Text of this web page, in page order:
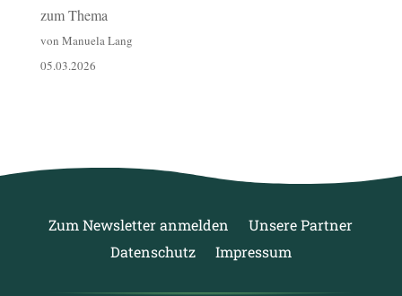
zum Thema
von Manuela Lang
05.03.2026
Zum Newsletter anmelden
Unsere Partner
Datenschutz
Impressum